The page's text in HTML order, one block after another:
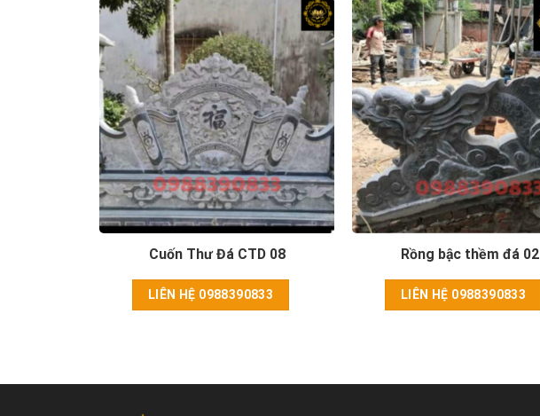
Cuốn Thư Đá CTD 08
LIÊN HỆ 0988390833
Rồng bậc thềm đá 02
LIÊN HỆ 0988390833